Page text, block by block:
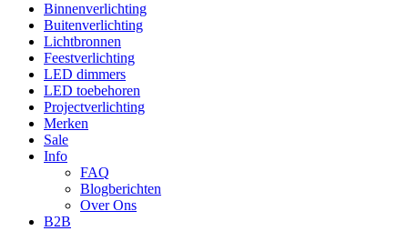
Binnenverlichting
Buitenverlichting
Lichtbronnen
Feestverlichting
LED dimmers
LED toebehoren
Projectverlichting
Merken
Sale
Info
FAQ
Blogberichten
Over Ons
B2B